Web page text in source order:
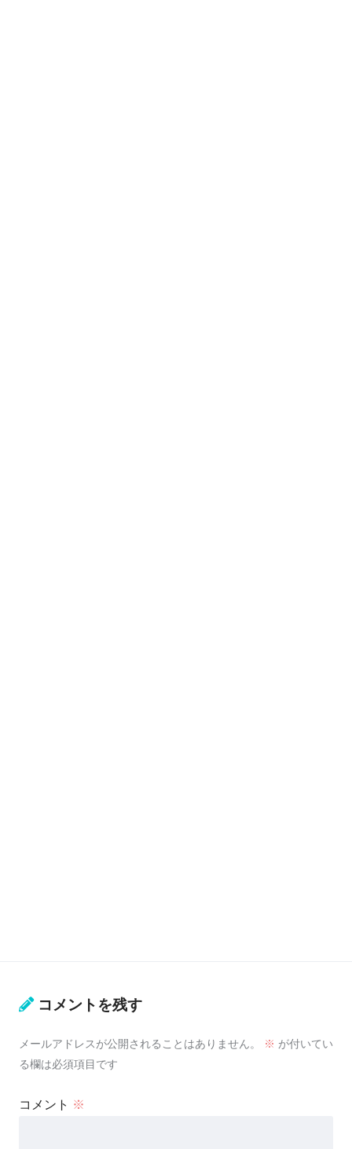
コメントを残す
メールアドレスが公開されることはありません。 ※ が付いてい
る欄は必須項目です
コメント ※